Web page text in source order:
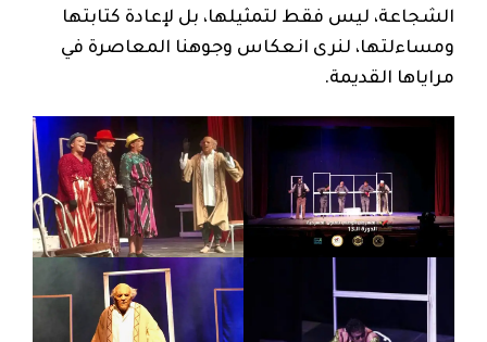
الشجاعة، ليس فقط لتمثيلها، بل لإعادة كتابتها
ومساءلتها، لنرى انعكاس وجوهنا المعاصرة في
مراياها القديمة.